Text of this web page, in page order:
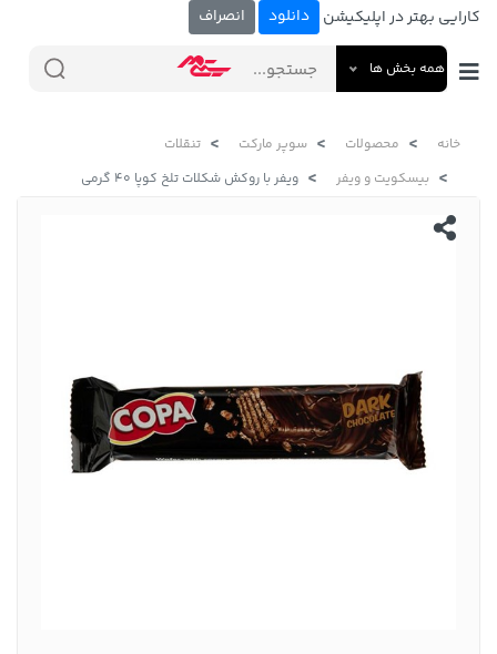
کارایی بهتر در اپلیکیشن دانلود انصراف
همه بخش ها
خانه محصولات سوپر مارکت
تنقلات
بیسکویت و ویفر
ویفر با روکش شکلات تلخ کوپا 40 گرمی